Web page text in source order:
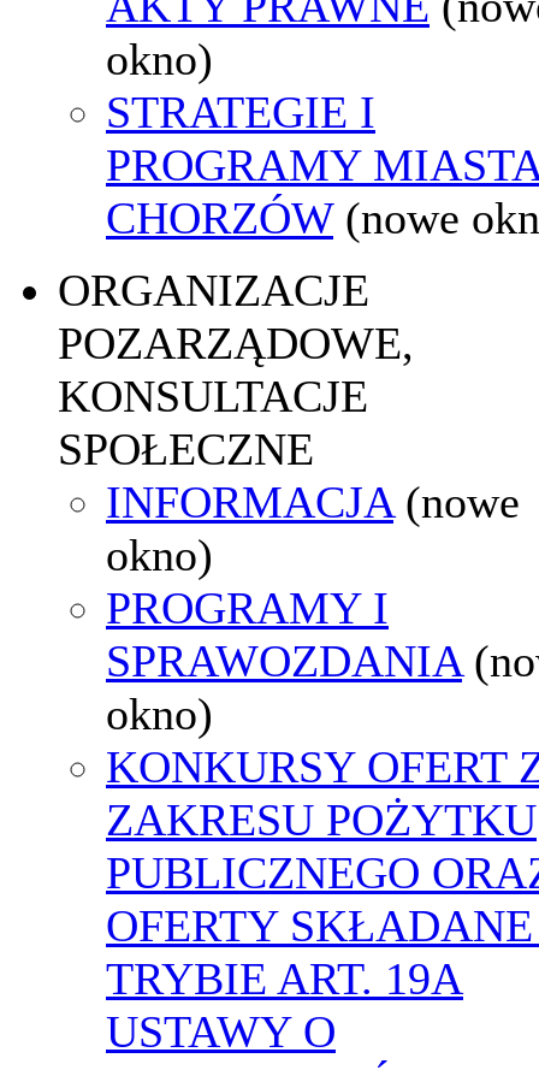
okno)
STRATEGIE I
PROGRAMY
CHORZÓW (nowe
ORGANIZACJE
POZARZĄDOWE,
KONSULTACJE
SPOŁECZNE
INFORMACJA (nowe
okno)
PROGRAMY I
SPRAWOZDANIA
okno)
KONKURSY OFERT
ZAKRESU POŻYTKU
PUBLICZNEGO
OFERTY
TRYBIE ART. 19A
USTAWY O